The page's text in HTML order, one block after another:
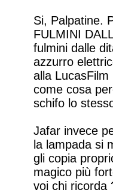
Si, Palpatine.
FULMINI
fulmini dalle
azzurro
alla
come cosa
schifo lo
Jafar invece
la lampada si
gli copia
magico più
voi chi ricorda